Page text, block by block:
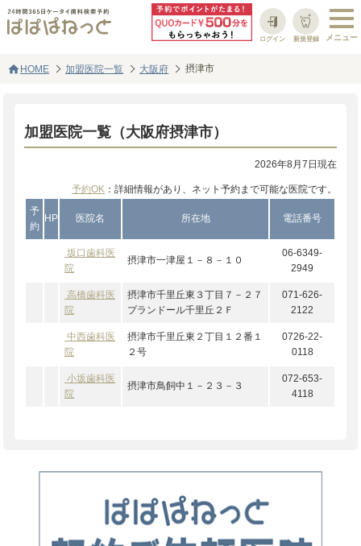
新規登録
ログイン
homeHOME 加盟医院一覧 大阪府 摂津市
加盟医院一覧（大阪府摂津市）
2026年8月7日現在
予約OK：詳細情報があり、ネット予約まで可能な医院です。
予
約
HP 医院名 所在地 電話番号
坂口歯科医
院
摂津市一津屋１－８－１０
06-6349-
2949
高橋歯科医
院
摂津市千里丘東３丁目７－２７
プランドール千里丘２Ｆ
071-626-
2122
中西歯科医
院
摂津市千里丘東２丁目１２番１
２号
0726-22-
0118
小坂歯科医
院
摂津市鳥飼中１－２３－３
072-653-
4118